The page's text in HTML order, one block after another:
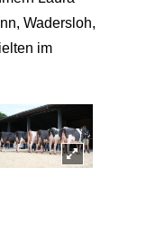
Wadersloh,
im